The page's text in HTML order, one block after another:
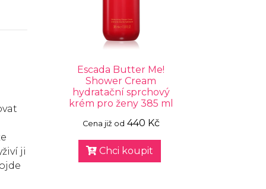
ji
Escada Butter Me!
Shower Cream
hydratační sprchový
krém pro ženy 385 ml
Cena již od 440 Kč
Chci koupit